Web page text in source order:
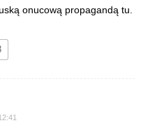
onucową propagandą tu.